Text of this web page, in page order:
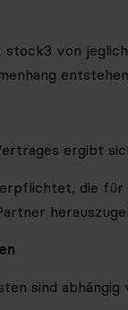
von
ergibt
die für
sind